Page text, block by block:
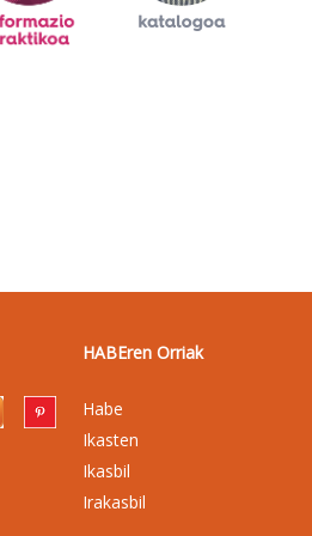
HABEren Orriak
Habe
Ikasten
Ikasbil
Irakasbil